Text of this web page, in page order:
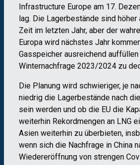
Infrastructure Europe am 17.
lag. Die Lagerbestände sind
Zeit im letzten Jahr, aber der
Europa wird nächstes Jahr
Gasspeicher ausreichend
Winternachfrage 2023/2024 zu
Die Planung wird schwieriger, je
niedrig die Lagerbestände nach
sein werden und ob die EU die
weiterhin Rekordmengen an LNG
Asien weiterhin zu überbieten,
wenn sich die Nachfrage in China
Wiedereröffnung von strengen